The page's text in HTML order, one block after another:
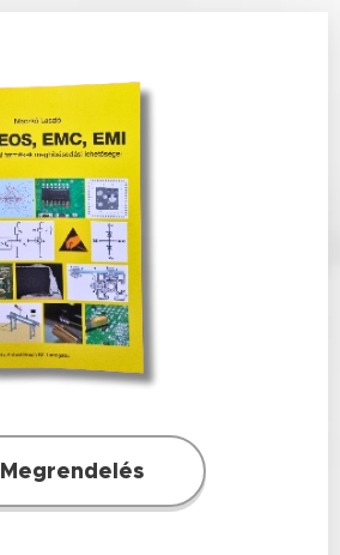
Megrendelés